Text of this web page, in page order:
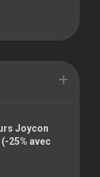
Joycon
25% avec